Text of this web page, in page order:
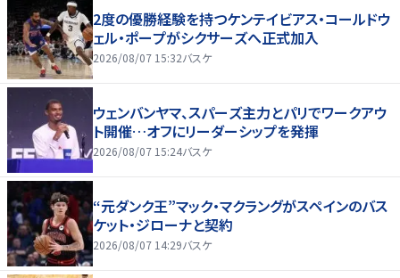
2度の優勝経験を持つケンテイビアス・コールドウ
ェル・ポープがシクサーズへ正式加入
2026/08/07 15:32バスケ
ウェンバンヤマ、スパーズ主力とパリでワークアウ
ト開催…オフにリーダーシップを発揮
2026/08/07 15:24バスケ
“元ダンク王”マック・マクラングがスペインのバス
ケット・ジローナと契約
2026/08/07 14:29バスケ